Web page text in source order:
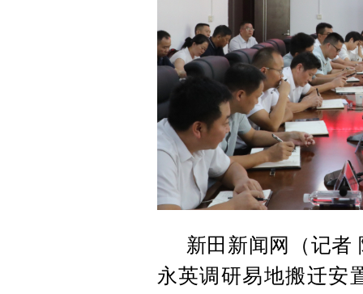
新田新闻网（记者
永英调研易地搬迁安